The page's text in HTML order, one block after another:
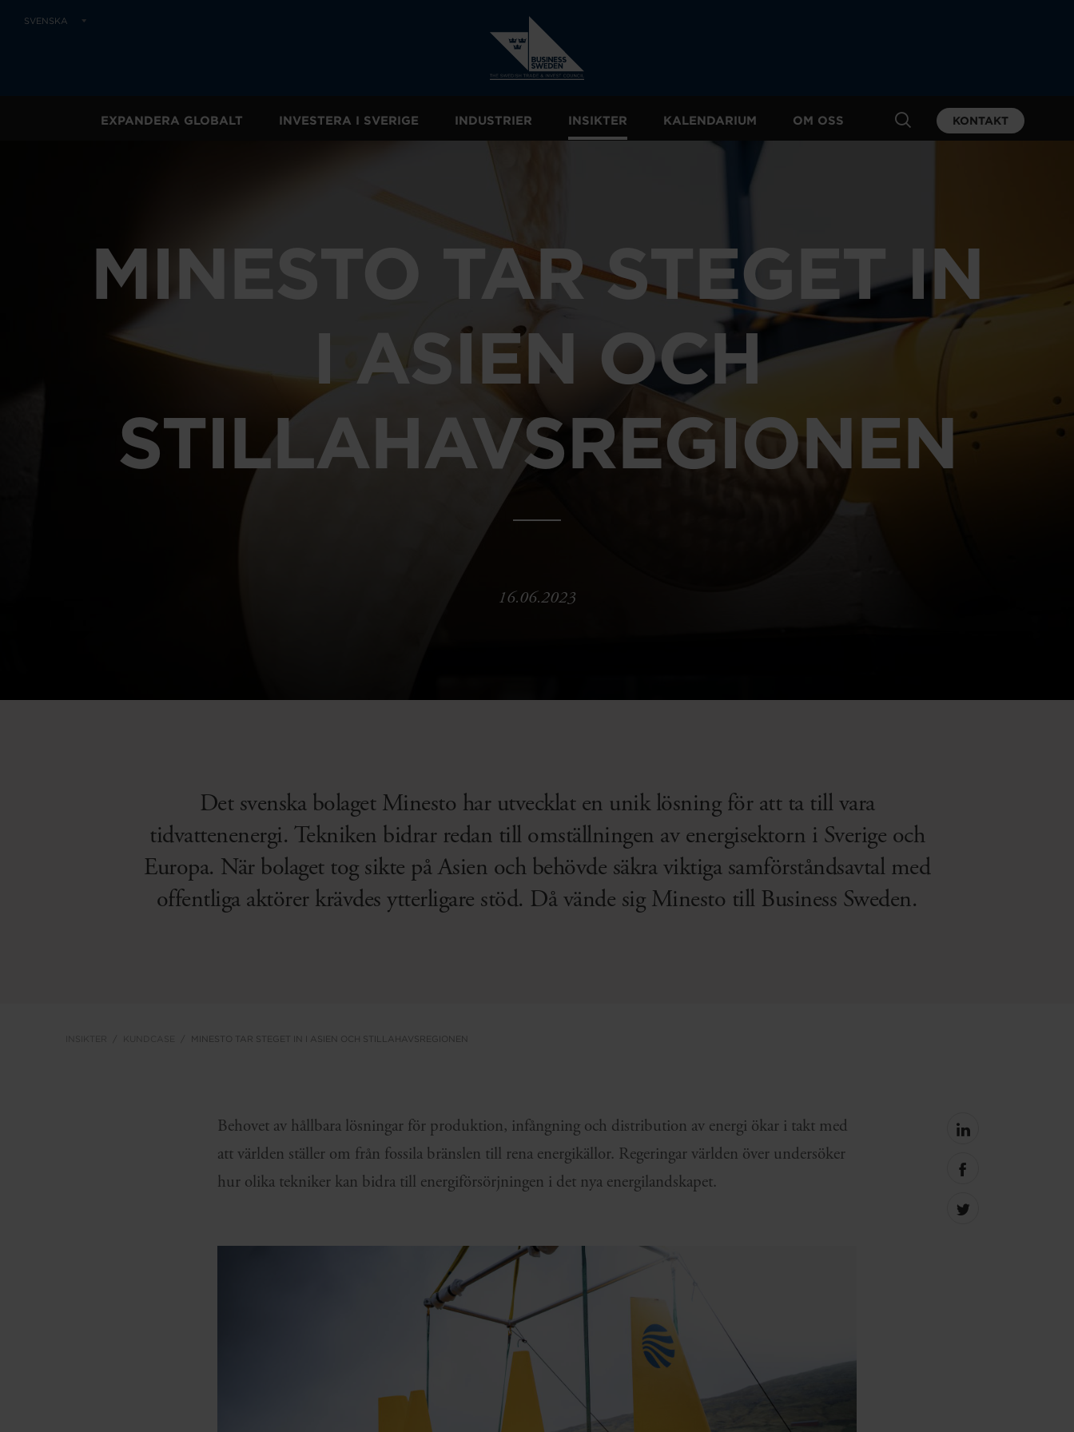
SVENSKA
EXPANDERA GLOBALT INVESTERA I SVERIGE INDUSTRIER INSIKTER KALENDARIUM OM OSS KONTAKT
MINESTO TAR STEGET IN
I ASIEN OCH
STILLAHAVSREGIONEN
16.06.2023
Det svenska bolaget Minesto har utvecklat en unik lösning för att ta till vara
tidvattenenergi. Tekniken bidrar redan till omställningen av energisektorn i Sverige och
Europa. När bolaget tog sikte på Asien och behövde säkra viktiga samförståndsavtal med
offentliga aktörer krävdes ytterligare stöd. Då vände sig Minesto till Business Sweden.
MINESTO TAR STEGET IN I ASIEN OCH STILLAHAVSREGIONEN
Behovet av hållbara lösningar för produktion, infångning och distribution av energi ökar i takt med
att världen ställer om från fossila bränslen till rena energikällor. Regeringar världen över undersöker
hur olika tekniker kan bidra till energiförsörjningen i det nya energilandskapet.
Share
linkedin
Share
facebook
Share